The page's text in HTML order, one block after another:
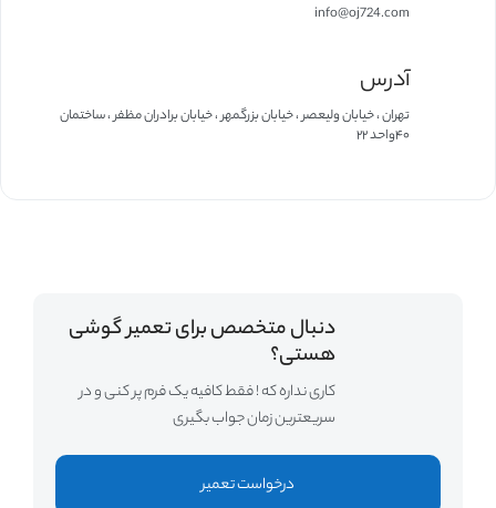
info@oj724.com
آدرس
تهران ، خیابان ولیعصر ، خیابان بزرگمهر ، خیابان برادران مظفر ، ساختمان
۴۰واحد ۲۲
دنبال متخصص برای تعمیر گوشی
هستی؟
کاری نداره که ! فقط کافیه یک فرم پر کنی و در
سریعترین زمان جواب بگیری
درخواست تعمیر